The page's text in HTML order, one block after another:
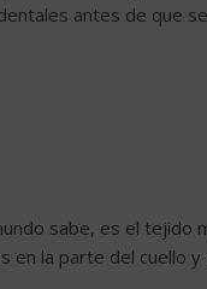
antes de que
sabe, es el tejido
en la parte del cuello